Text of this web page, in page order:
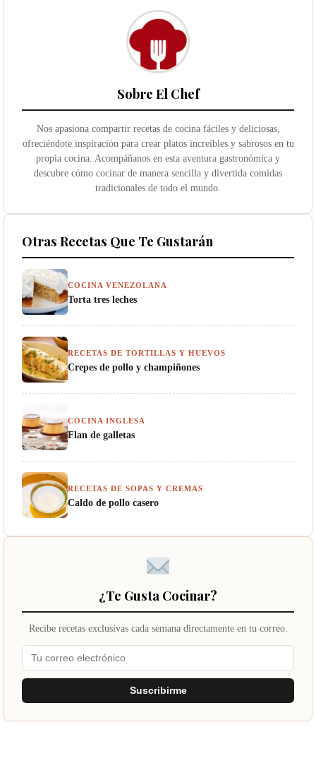
Sobre El Chef
Nos apasiona compartir recetas de cocina fáciles y deliciosas,
ofreciéndote inspiración para crear platos increíbles y sabrosos en tu
propia cocina. Acompáñanos en esta aventura gastronómica y
descubre cómo cocinar de manera sencilla y divertida comidas
tradicionales de todo el mundo.
Otras Recetas Que Te Gustarán
COCINA VENEZOLANA
Torta tres leches
RECETAS DE TORTILLAS Y HUEVOS
Crepes de pollo y champiñones
COCINA INGLESA
Flan de galletas
RECETAS DE SOPAS Y CREMAS
Caldo de pollo casero
¿Te Gusta Cocinar?
Recibe recetas exclusivas cada semana directamente en tu correo.
Suscribirme